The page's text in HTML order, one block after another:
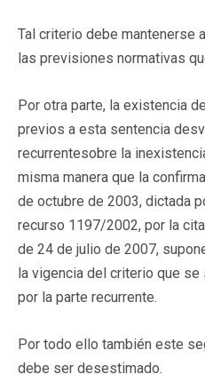
Tal criterio debe mantenerse
las previsiones normativas
Por otra parte, la existencia
previos a esta sentencia
recurrentesobre la
misma manera que la
de octubre de 2003, dictada
recurso 1197/2002, por la
de 24 de julio de 2007,
la vigencia del criterio que
por la parte recurrente.
Por todo ello también este
debe ser desestimado.